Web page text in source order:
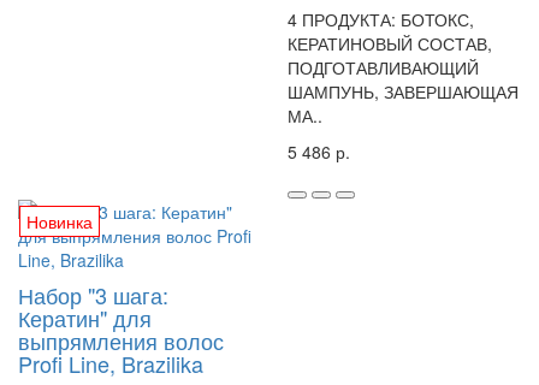
4 ПРОДУКТА: БОТОКС,
КЕРАТИНОВЫЙ СОСТАВ,
ПОДГОТАВЛИВАЮЩИЙ
ШАМПУНЬ, ЗАВЕРШАЮЩАЯ
МА..
5 486 р.
Новинка
Набор "3 шага:
Кератин" для
выпрямления волос
Profi Line, Brazilika